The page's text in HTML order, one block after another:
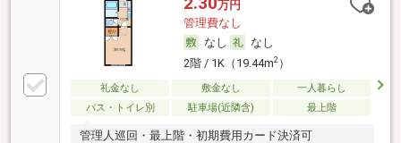
万円
管理費なし
なし
なし
2階 / 1K（19.44m2）
礼金なし 敷金なし
一人暮らし
バス・トイレ別
駐車場(近隣含) 最上階
管理人巡回・最上階・初期費用カード決済可